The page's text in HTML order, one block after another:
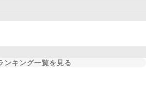
ンキング一覧を見る